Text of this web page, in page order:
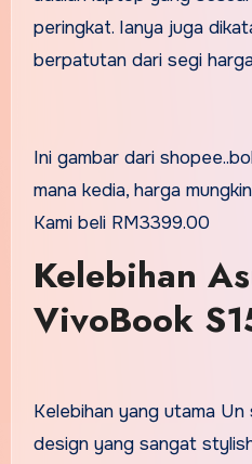
peringkat. Ianya juga
berpatutan dari segi
Ini gambar dari
mana kedia, harga
Kami beli RM3399.00
Kelebihan
VivoBook
Kelebihan yang utama Un
design yang sangat